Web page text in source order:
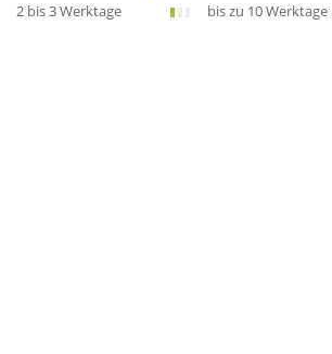
2 bis 3 Werktage
bis zu 10